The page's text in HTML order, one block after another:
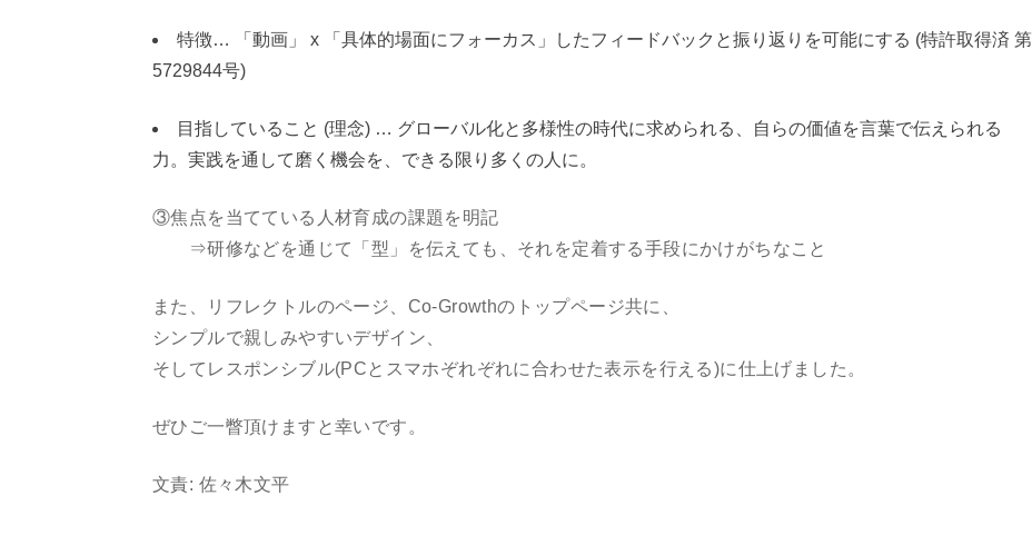
特徴… 「動画」 x 「具体的場面にフォーカス」したフィードバックと振り返りを可能にする (特許取得済 第
5729844号)
目指していること (理念) … グローバル化と多様性の時代に求められる、自らの価値を言葉で伝えられる
力。実践を通して磨く機会を、できる限り多くの人に。
③焦点を当てている人材育成の課題を明記
⇒研修などを通じて「型」を伝えても、それを定着する手段にかけがちなこと
また、リフレクトルのページ、Co-Growthのトップページ共に、
シンプルで親しみやすいデザイン、
そしてレスポンシブル(PCとスマホぞれぞれに合わせた表示を行える)に仕上げました。
ぜひご一瞥頂けますと幸いです。
文責: 佐々木文平